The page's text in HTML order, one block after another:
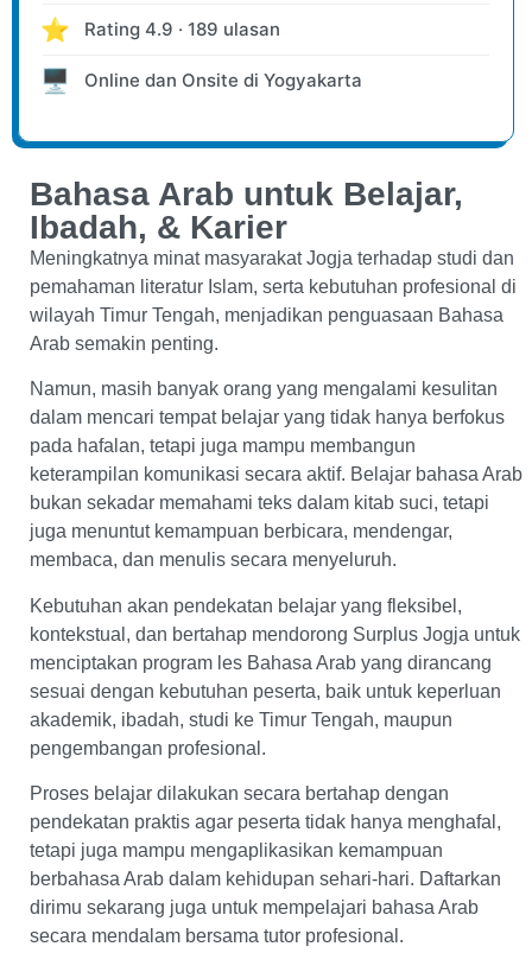
⭐ Rating 4.9 · 189 ulasan
🖥️ Online dan Onsite di Yogyakarta
Bahasa Arab untuk Belajar,
Ibadah, & Karier
Meningkatnya minat masyarakat Jogja terhadap studi dan
pemahaman literatur Islam, serta kebutuhan profesional di
wilayah Timur Tengah, menjadikan penguasaan Bahasa
Arab semakin penting.
Namun, masih banyak orang yang mengalami kesulitan
dalam mencari tempat belajar yang tidak hanya berfokus
pada hafalan, tetapi juga mampu membangun
keterampilan komunikasi secara aktif. Belajar bahasa Arab
bukan sekadar memahami teks dalam kitab suci, tetapi
juga menuntut kemampuan berbicara, mendengar,
membaca, dan menulis secara menyeluruh.
Kebutuhan akan pendekatan belajar yang fleksibel,
kontekstual, dan bertahap mendorong Surplus Jogja untuk
menciptakan program les Bahasa Arab yang dirancang
sesuai dengan kebutuhan peserta, baik untuk keperluan
akademik, ibadah, studi ke Timur Tengah, maupun
pengembangan profesional.
Proses belajar dilakukan secara bertahap dengan
pendekatan praktis agar peserta tidak hanya menghafal,
tetapi juga mampu mengaplikasikan kemampuan
berbahasa Arab dalam kehidupan sehari-hari. Daftarkan
dirimu sekarang juga untuk mempelajari bahasa Arab
secara mendalam bersama tutor profesional.